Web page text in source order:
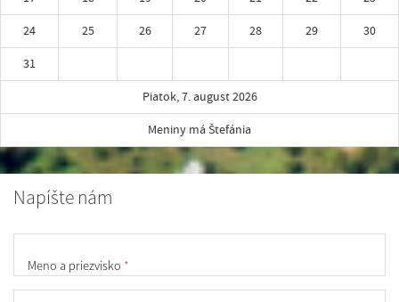
24
25 26 27 28 29
30
31
Piatok, 7. august 2026
Meniny má Štefánia
Napíšte nám
Meno a priezvisko *